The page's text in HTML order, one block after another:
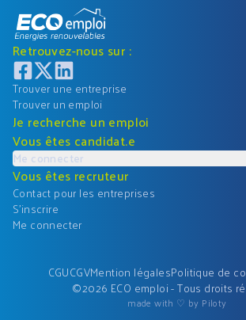
Retrouvez-nous sur :
Trouver une entreprise
Trouver un emploi
Je recherche un emploi
Vous êtes candidat.e
Me connecter
Vous êtes recruteur
Contact pour les entreprises
S'inscrire
Me connecter
CGUCGVMention légalesPolitique de
©2026 ECO emploi - Tous droits
made with ♡ by Piloty